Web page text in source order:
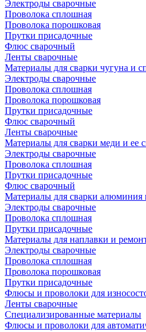
Электроды сварочные
Проволока сплошная
Проволока порошковая
Прутки присадочные
Флюс сварочный
Ленты сварочные
Материалы для сварки чугуна и
Электроды сварочные
Проволока сплошная
Проволока порошковая
Прутки присадочные
Флюс сварочный
Ленты сварочные
Материалы для сварки меди и ее
Электроды сварочные
Проволока сплошная
Прутки присадочные
Флюс сварочный
Материалы для сварки алюминия
Электроды сварочные
Проволока сплошная
Прутки присадочные
Материалы для наплавки и
Электроды сварочные
Проволока сплошная
Проволока порошковая
Прутки присадочные
Флюсы и проволоки для
Ленты сварочные
Специализированные материалы
Флюсы и проволоки для